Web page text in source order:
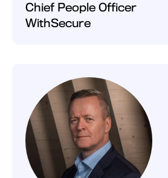
Chief People Officer
WithSecure